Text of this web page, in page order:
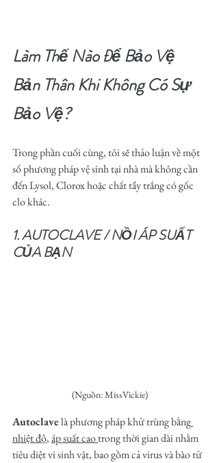
Làm Thế Nào Để Bảo Vệ
Bản Thân Khi Không Có Sự
Bảo Vệ?
Trong phần cuối cùng, tôi sẽ thảo luận về một
số phương pháp vệ sinh tại nhà mà không cần
đến Lysol, Clorox hoặc chất tẩy trắng có gốc
clo khác.
1. AUTOCLAVE / NỒI ÁP SUẤT
CỦA BẠN
(Nguồn: MissVickie)
Autoclave là phương pháp khử trùng bằng
nhiệt độ, áp suất cao trong thời gian dài nhằm
tiêu diệt vi sinh vật, bao gồm cả virus và bào tử